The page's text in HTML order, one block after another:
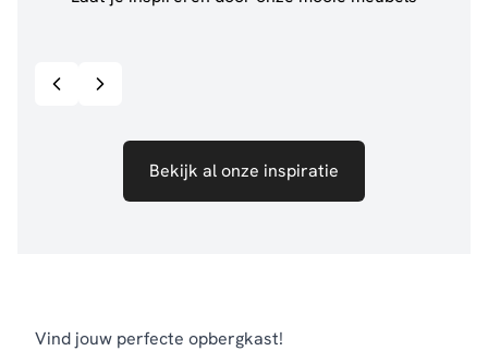
Bekijk al onze inspiratie
Vind jouw perfecte opbergkast!